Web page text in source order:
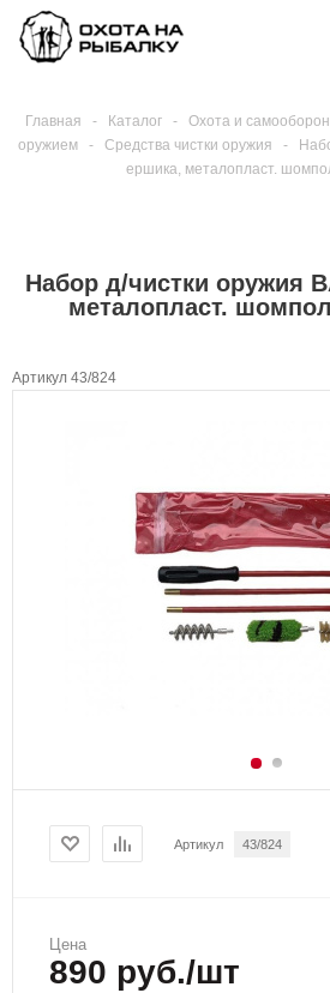
Главная - Каталог - Охота и
оружием
- Средства чистки оружия -
ершика, металопласт.
Набор д/чистки оружия
металопласт.
Артикул 43/824
Артикул 43/824
Цена
890 руб./шт